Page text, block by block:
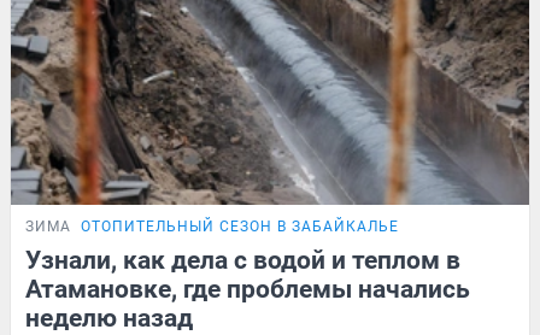
ЗИМА ОТОПИТЕЛЬНЫЙ СЕЗОН В ЗАБАЙКАЛЬЕ
Узнали, как дела с водой и теплом в
Атамановке, где проблемы начались
неделю назад